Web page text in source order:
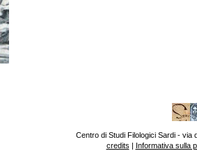
Centro di Studi Filologici Sardi - via
credits | Informativa sulla